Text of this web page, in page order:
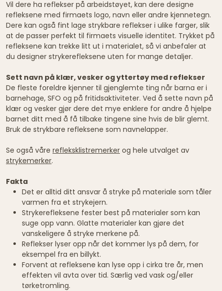
Vil dere ha reflekser på arbeidstøyet, kan dere designe
refleksene med firmaets logo, navn eller andre kjennetegn.
Dere kan også fint lage strykbare reflekser i ulike farger, slik
at de passer perfekt til firmaets visuelle identitet. Trykket på
refleksene kan trekke litt ut i materialet, så vi anbefaler at
du designer strykerefleksene uten for mange detaljer.
Sett navn på klær, vesker og yttertøy med reflekser
De fleste foreldre kjenner til gjenglemte ting når barna er i
barnehage, SFO og på fritidsaktiviteter. Ved å sette navn på
klær og vesker gjør dere det mye enklere for andre å hjelpe
barnet ditt med å få tilbake tingene sine hvis de blir glemt.
Bruk de strykbare refleksene som navnelapper.
Se også våre refleksklistremerker og hele utvalget av
strykemerker.
Fakta
Det er alltid ditt ansvar å stryke på materiale som tåler
varmen fra et strykejern.
Strykerefleksene fester best på materialer som kan
suge opp vann. Glatte materialer kan gjøre det
vanskeligere å stryke merkene på.
Reflekser lyser opp når det kommer lys på dem, for
eksempel fra en billykt.
Forvent at refleksene kan lyse opp i cirka tre år, men
effekten vil avta over tid. Særlig ved vask og/eller
tørketromling.